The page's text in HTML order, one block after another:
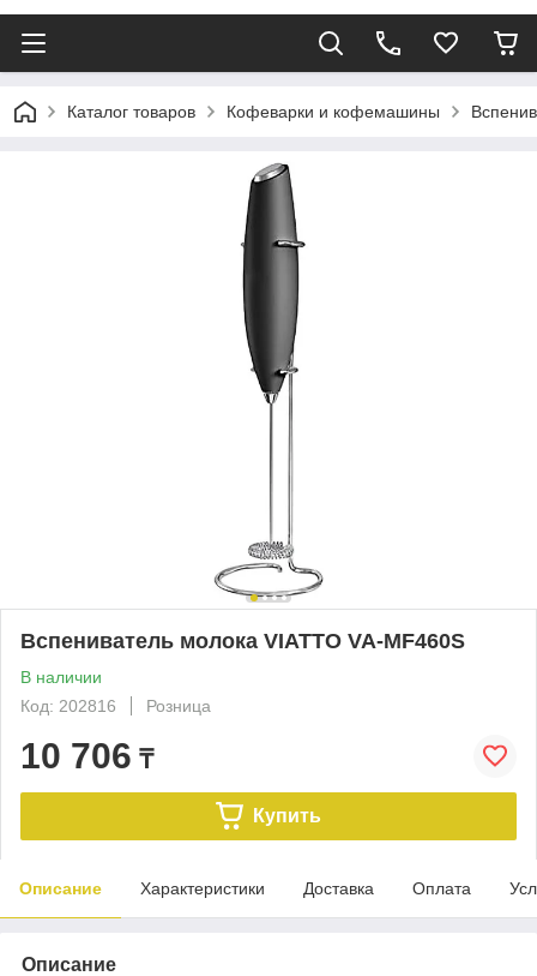
Каталог товаров Кофеварки и кофемашины
Вспениватель молока VIATTO VA-MF460S
В наличии
Код: 202816
Розница
10 706 ₸
Купить
Описание Характеристики Доставка Оплата
Описание